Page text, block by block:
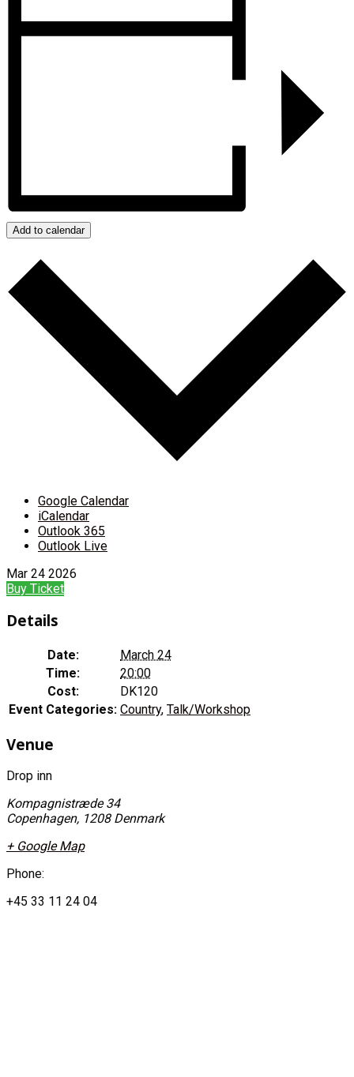
Add to calendar
Google Calendar
iCalendar
Outlook 365
Outlook Live
Mar 24 2026
Buy Ticket
Details
Date:
March 24
Time:
20:00
Cost:
DK120
Event Categories: Country, Talk/Workshop
Venue
Drop inn
Kompagnistræde 34
Copenhagen, 1208 Denmark
+ Google Map
Phone:
+45 33 11 24 04